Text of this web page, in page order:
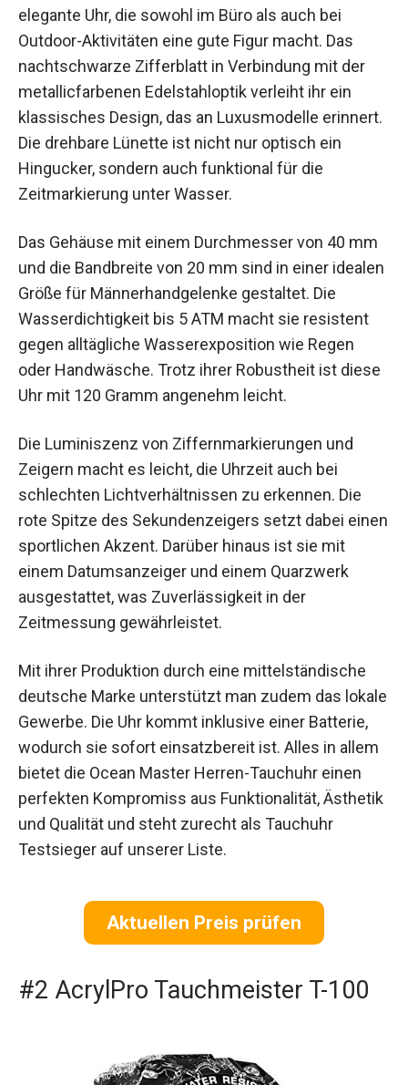
elegante Uhr, die sowohl im Büro als auch bei
Outdoor-Aktivitäten eine gute Figur macht. Das
nachtschwarze Zifferblatt in Verbindung mit der
metallicfarbenen Edelstahloptik verleiht ihr ein
klassisches Design, das an Luxusmodelle erinnert.
Die drehbare Lünette ist nicht nur optisch ein
Hingucker, sondern auch funktional für die
Zeitmarkierung unter Wasser.
Das Gehäuse mit einem Durchmesser von 40 mm
und die Bandbreite von 20 mm sind in einer idealen
Größe für Männerhandgelenke gestaltet. Die
Wasserdichtigkeit bis 5 ATM macht sie resistent
gegen alltägliche Wasserexposition wie Regen
oder Handwäsche. Trotz ihrer Robustheit ist diese
Uhr mit 120 Gramm angenehm leicht.
Die Luminiszenz von Ziffernmarkierungen und
Zeigern macht es leicht, die Uhrzeit auch bei
schlechten Lichtverhältnissen zu erkennen. Die
rote Spitze des Sekundenzeigers setzt dabei einen
sportlichen Akzent. Darüber hinaus ist sie mit
einem Datumsanzeiger und einem Quarzwerk
ausgestattet, was Zuverlässigkeit in der
Zeitmessung gewährleistet.
Mit ihrer Produktion durch eine mittelständische
deutsche Marke unterstützt man zudem das lokale
Gewerbe. Die Uhr kommt inklusive einer Batterie,
wodurch sie sofort einsatzbereit ist. Alles in allem
bietet die Ocean Master Herren-Tauchuhr einen
perfekten Kompromiss aus Funktionalität, Ästhetik
und Qualität und steht zurecht als Tauchuhr
Testsieger auf unserer Liste.
Aktuellen Preis prüfen
#2 AcrylPro Tauchmeister T-100